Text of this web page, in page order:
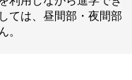
ては、昼間部・夜間部
。